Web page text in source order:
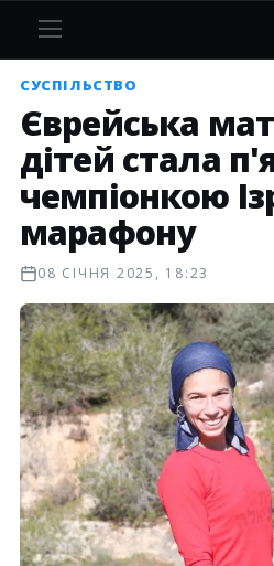
СУСПІЛЬСТВО
Єврейська
дітей стала
чемпіонкою
марафону
08 СІЧНЯ 2025, 18:23